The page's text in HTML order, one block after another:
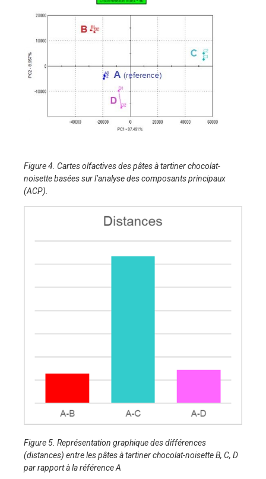
Figure 4. Cartes olfactives des pâtes à tartiner chocolat-
noisette basées sur l’analyse des composants principaux
(ACP).
Figure 5. Représentation graphique des différences
(distances) entre les pâtes à tartiner chocolat-noisette B, C, D
par rapport à la référence A